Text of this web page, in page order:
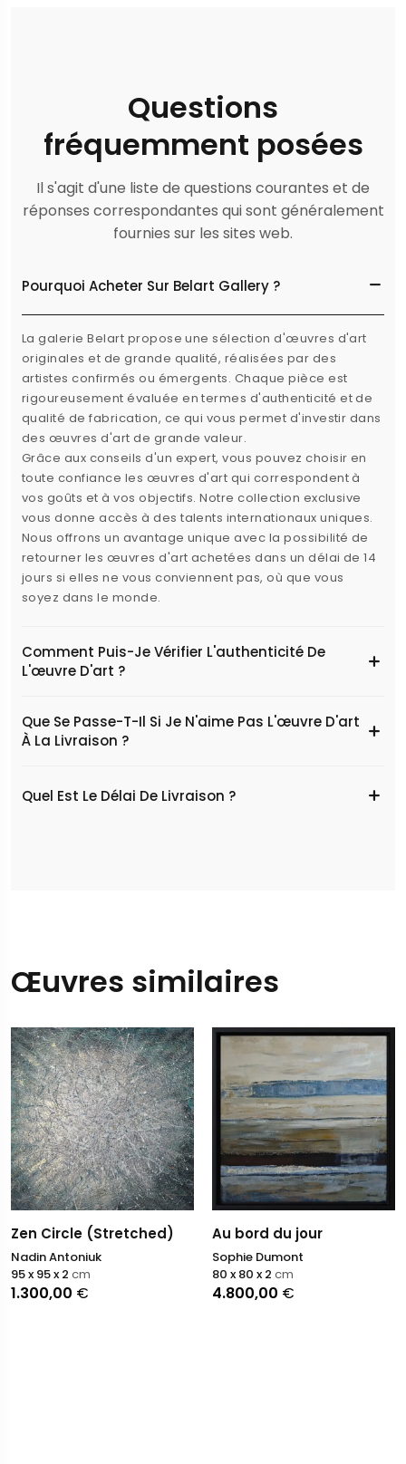
Questions
fréquemment posées
Il s'agit d'une liste de questions courantes et de
réponses correspondantes qui sont généralement
fournies sur les sites web.
Pourquoi Acheter Sur Belart Gallery ?
La galerie Belart propose une sélection d'œuvres d'art
originales et de grande qualité, réalisées par des
artistes confirmés ou émergents. Chaque pièce est
rigoureusement évaluée en termes d'authenticité et de
qualité de fabrication, ce qui vous permet d'investir dans
des œuvres d'art de grande valeur.
Grâce aux conseils d'un expert, vous pouvez choisir en
toute confiance les œuvres d'art qui correspondent à
vos goûts et à vos objectifs. Notre collection exclusive
vous donne accès à des talents internationaux uniques.
Nous offrons un avantage unique avec la possibilité de
retourner les œuvres d'art achetées dans un délai de 14
jours si elles ne vous conviennent pas, où que vous
soyez dans le monde.
Comment Puis-Je Vérifier L'authenticité De
L'œuvre D'art ?
Que Se Passe-T-Il Si Je N'aime Pas L'œuvre D'art
À La Livraison ?
Quel Est Le Délai De Livraison ?
Œuvres similaires
Zen Circle (Stretched)
Nadin Antoniuk
1.300,00 €
95 x 95 x 2 cm
Au bord du jour
Sophie Dumont
4.800,00 €
80 x 80 x 2 cm